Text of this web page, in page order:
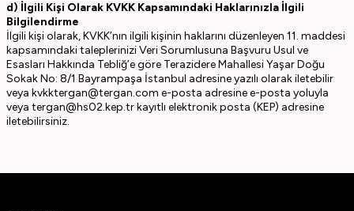
d) İlgili Kişi Olarak KVKK Kapsamındaki Haklarınızla İlgili
Bilgilendirme
İlgili kişi olarak, KVKK’nın ilgili kişinin haklarını düzenleyen 11. maddesi
kapsamındaki taleplerinizi Veri Sorumlusuna Başvuru Usul ve
Esasları Hakkında Tebliğ’e göre Terazidere Mahallesi Yaşar Doğu
Sokak No: 8/1 Bayrampaşa İstanbul adresine yazılı olarak iletebilir
veya kvkktergan@tergan.com e-posta adresine e-posta yoluyla
veya tergan@hs02.kep.trkayıtlı elektronik posta (KEP) adresine
iletebilirsiniz.